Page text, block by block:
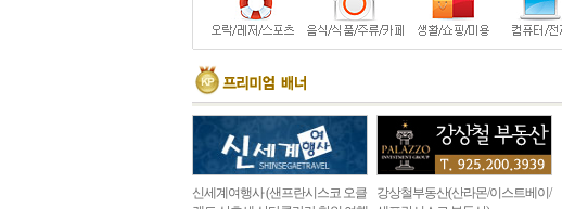
신세계여행사 (샌프란시스코 오클
강상철부동산(산라몬/이스트베이/